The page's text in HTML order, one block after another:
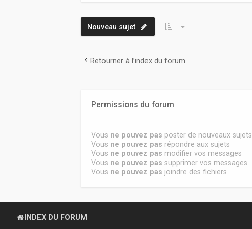
Nouveau sujet
Retourner à l’index du forum
Permissions du forum
Vous ne pouvez pas poster de nouveaux sujets
Vous ne pouvez pas répondre aux sujets
Vous ne pouvez pas modifier vos messages
Vous ne pouvez pas supprimer vos messages
Vous ne pouvez pas joindre des fichiers
INDEX DU FORUM